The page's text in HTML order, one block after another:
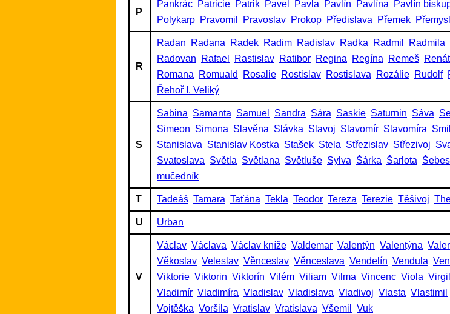
P
Pankrác Patricie Patrik Pavel Pavla Pavlín Pavlína Pavlín
Polykarp Pravomil Pravoslav Prokop Předislava Přemek Přemysl
R
Radan Radana Radek Radim Radislav Radka Radmil Radmila
Radovan
Rafael Rastislav Ratibor Regina Regína Remeš
Romana
Romuald Rosalie Rostislav Rostislava Rozálie Rudolf
Řehoř I. Veliký
S
Sabina Samanta Samuel Sandra Sára Saskie Saturnin Sáva
Simeon Simona Slavěna Slávka Slavoj Slavomír Slavomíra Smil
Stanislava Stanislav Kostka Stašek Stela Střezislav Střezivoj
Svatoslava Světla Světlana Světluše Sylva Šárka Šarlota
mučedník
T Tadeáš Tamara Taťána Tekla Teodor Tereza Terezie Těšivoj
U Urban
V
Václav Václava Václav kníže Valdemar Valentýn Valentýna
Věkoslav Veleslav Věnceslav Věnceslava Vendelín Vendula
Viktorie Viktorin Viktorín Vilém Viliam Vilma Vincenc Viola Virgil
Vladimír Vladimíra Vladislav Vladislava Vladivoj Vlasta Vlastimil
Vojtěška Voršila Vratislav Vratislava Všemil Vuk